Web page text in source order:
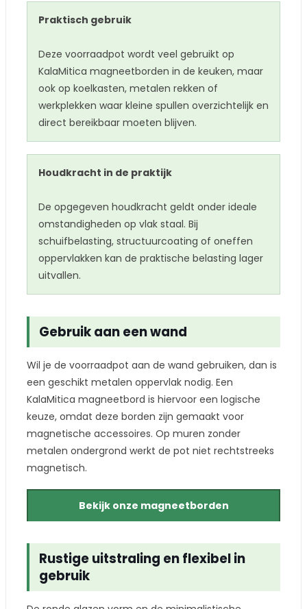
Praktisch gebruik
Deze voorraadpot wordt veel gebruikt op
KalaMitica magneetborden in de keuken, maar
ook op koelkasten, metalen rekken of
werkplekken waar kleine spullen overzichtelijk en
direct bereikbaar moeten blijven.
Houdkracht in de praktijk
De opgegeven houdkracht geldt onder ideale
omstandigheden op vlak staal. Bij
schuifbelasting, structuurcoating of oneffen
oppervlakken kan de praktische belasting lager
uitvallen.
Gebruik aan een wand
Wil je de voorraadpot aan de wand gebruiken, dan is
een geschikt metalen oppervlak nodig. Een
KalaMitica magneetbord is hiervoor een logische
keuze, omdat deze borden zijn gemaakt voor
magnetische accessoires. Op muren zonder
metalen ondergrond werkt de pot niet rechtstreeks
magnetisch.
Bekijk onze magneetborden
Rustige uitstraling en flexibel in
gebruik